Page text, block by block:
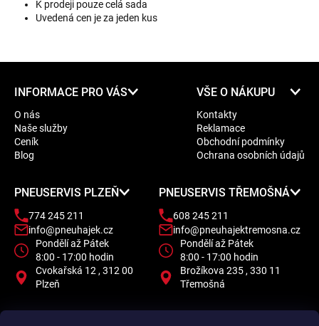
K prodeji pouze celá sada
Uvedená cen je za jeden kus
INFORMACE PRO VÁS
O nás
Naše služby
Ceník
Blog
VŠE O NÁKUPU
Kontakty
Reklamace
Obchodní podmínky
Ochrana osobních údajů
PNEUSERVIS PLZEŇ
774 245 211
info@pneuhajek.cz
Pondělí až Pátek
8:00 - 17:00 hodin
Cvokařská 12 , 312 00
Plzeň
PNEUSERVIS TŘEMOŠNÁ
608 245 211
info@pneuhajektremosna.cz
Pondělí až Pátek
8:00 - 17:00 hodin
Brožíkova 235 , 330 11
Třemošná